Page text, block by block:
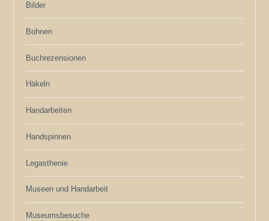
Bilder
Bohnen
Buchrezensionen
Häkeln
Handarbeiten
Handspinnen
Legasthenie
Museen und Handarbeit
Museumsbesuche